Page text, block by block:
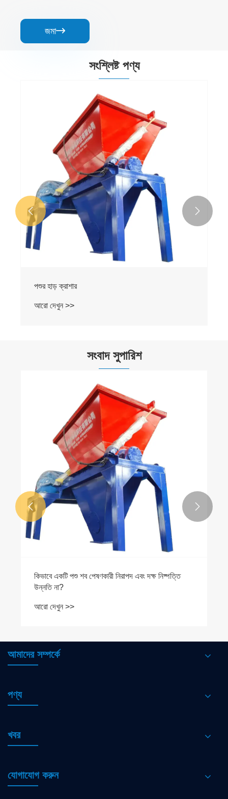
জমা
সংশ্লিষ্ট পণ্য
পশুর হাড় ক্রাশার
আরো দেখুন >>
 
সংবাদ সুপারিশ
কিভাবে একটি পশু শব পেষণকারী নিরাপদ এবং দক্ষ নিষ্পত্তি
উন্নতি না?
আরো দেখুন >>
 
আমাদের সম্পর্কে
পণ্য
খবর
যোগাযোগ করুন